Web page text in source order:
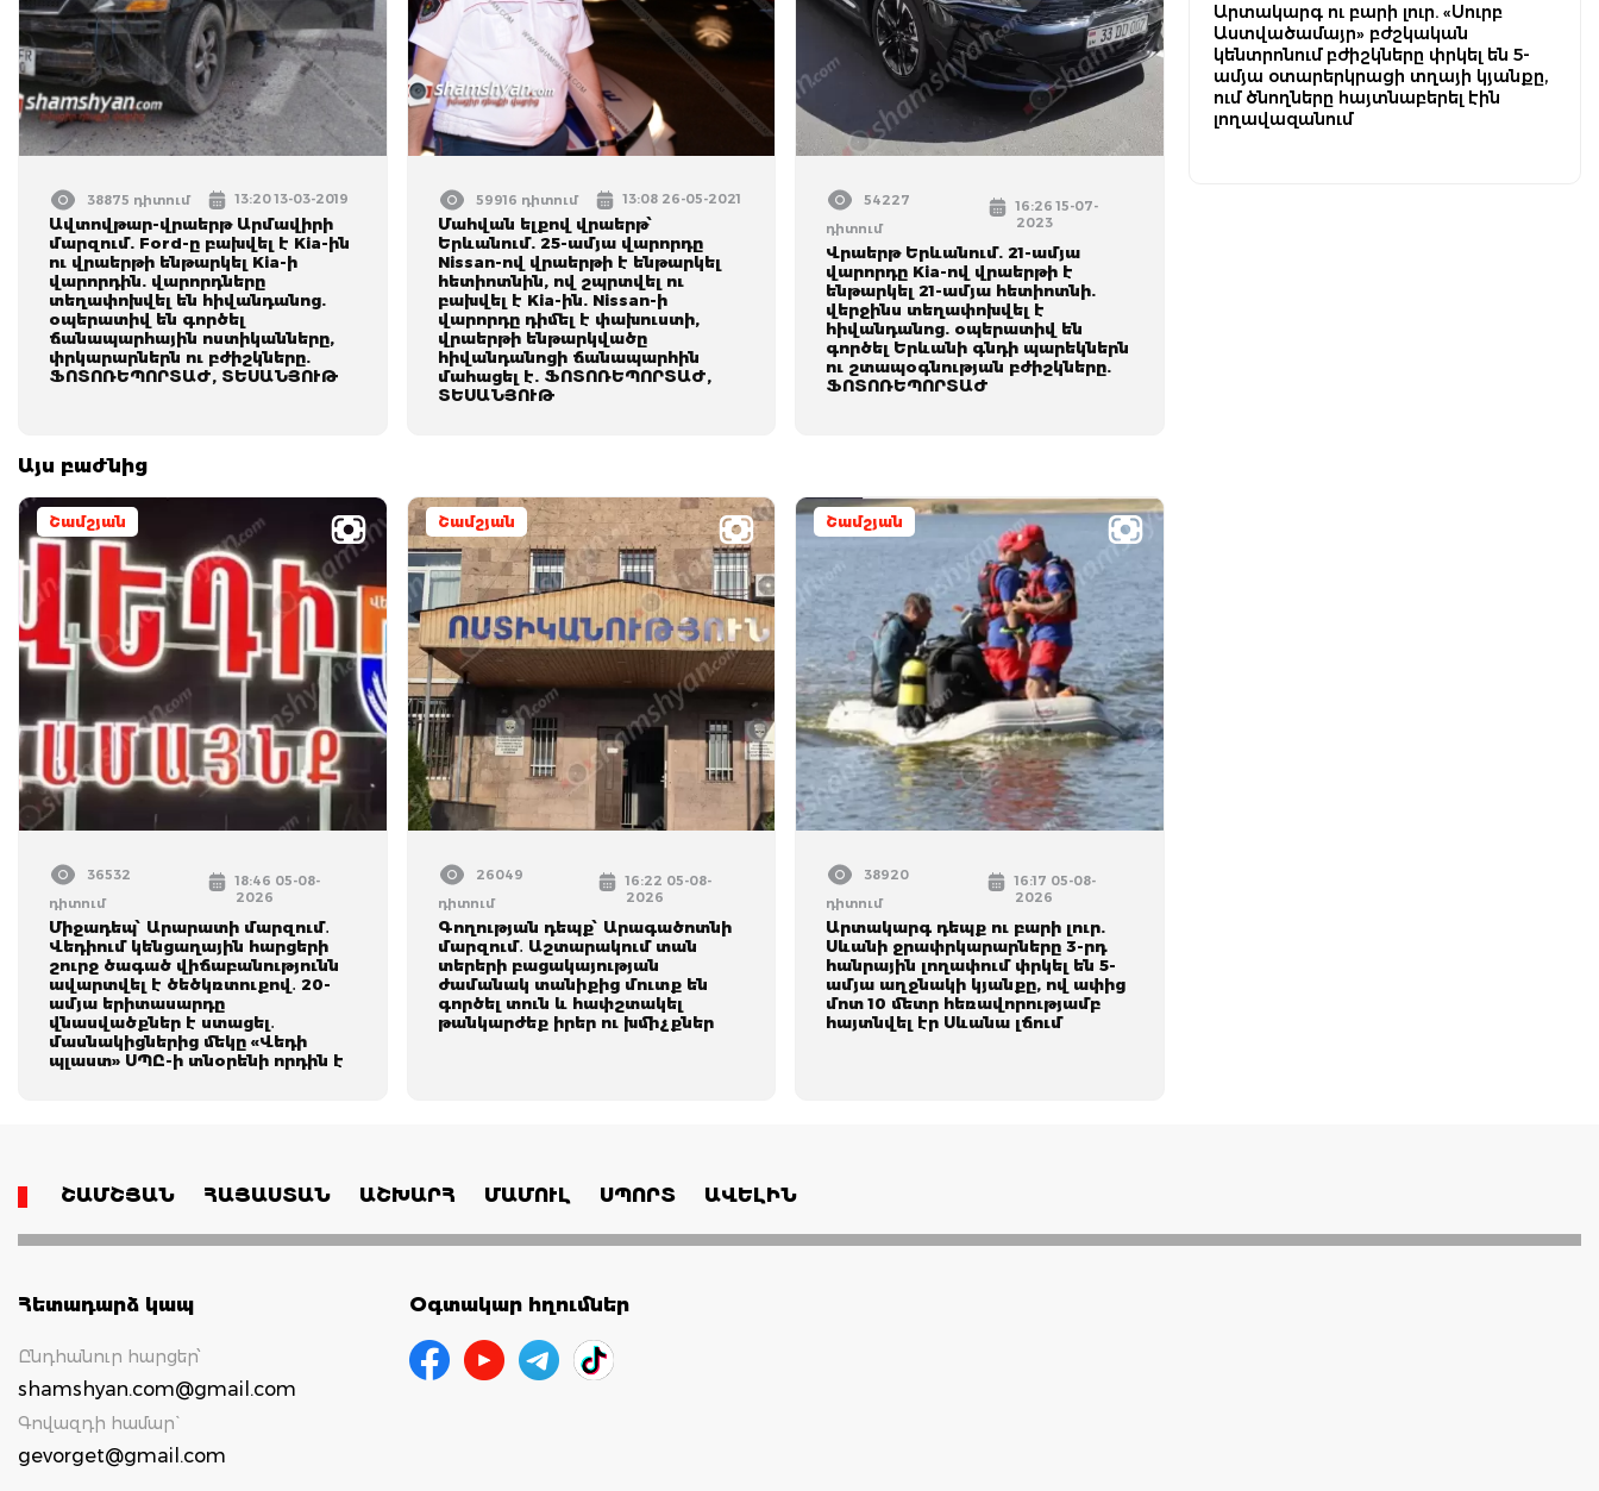
38875 դիտում 13:20 13-03-2019
Ավտովթար-վրաերթ Արմավիրի
մարզում. Ford-ը բախվել է Kia-ին
ու վրաերթի ենթարկել Kia-ի
վարորդին. վարորդները
տեղափոխվել են հիվանդանոց.
օպերատիվ են գործել
ճանապարհային ոստիկանները,
փրկարարներն ու բժիշկները.
ՖՈՏՈՌԵՊՈՐՏԱԺ, ՏԵՍԱՆՅՈՒԹ
59916 դիտում 13:08 26-05-2021
Մահվան ելքով վրաերթ՝
Երևանում. 25-ամյա վարորդը
Nissan-ով վրաերթի է ենթարկել
հետիոտնին, ով շպրտվել ու
բախվել է Kia-ին. Nissan-ի
վարորդը դիմել է փախուստի,
վրաերթի ենթարկվածը
հիվանդանոցի ճանապարհին
մահացել է. ՖՈՏՈՌԵՊՈՐՏԱԺ,
ՏԵՍԱՆՅՈՒԹ
54227
դիտում
16:26 15-07-
2023
Վրաերթ Երևանում. 21-ամյա
վարորդը Kia-ով վրաերթի է
ենթարկել 21-ամյա հետիոտնի.
վերջինս տեղափոխվել է
հիվանդանոց. օպերատիվ են
գործել Երևանի գնդի պարեկներն
ու շտապօգնության բժիշկները.
ՖՈՏՈՌԵՊՈՐՏԱԺ
Այս բաժնից
Շամշյան
36532
դիտում
18:46 05-08-
2026
Միջադեպ՝ Արարատի մարզում․
Վեդիում կենցաղային հարցերի
շուրջ ծագած վիճաբանությունն
ավարտվել է ծեծկռտուքով․ 20-
ամյա երիտասարդը
վնասվածքներ է ստացել․
մասնակիցներից մեկը «Վեդի
պլաստ» ՍՊԸ-ի տնօրենի որդին է
Շամշյան
26049
դիտում
16:22 05-08-
2026
Գողության դեպք՝ Արագածոտնի
մարզում․ Աշտարակում տան
տերերի բացակայության
ժամանակ տանիքից մուտք են
գործել տուն և հափշտակել
թանկարժեք իրեր ու խմիչքներ
Շամշյան
38920
դիտում
16:17 05-08-
2026
Արտակարգ դեպք ու բարի լուր.
Սևանի ջրափրկարարները 3-րդ
հանրային լողափում փրկել են 5-
ամյա աղջնակի կյանքը, ով ափից
մոտ 10 մետր հեռավորությամբ
հայտնվել էր Սևանա լճում
Արտակարգ ու բարի լուր. «Սուրբ
Աստվածամայր» բժշկական
կենտրոնում բժիշկները փրկել են 5-
ամյա օտարերկրացի տղայի կյանքը,
ում ծնողները հայտնաբերել էին
լողավազանում
ՇԱՄՇՅԱՆ ՀԱՅԱՍՏԱՆ ԱՇԽԱՐՀ ՄԱՄՈՒԼ ՍՊՈՐՏ ԱՎԵԼԻՆ
Հետադարձ կապ
Ընդհանուր հարցեր՝
shamshyan.com@gmail.com
Գովազդի համար`
gevorget@gmail.com
Օգտակար հղումներ